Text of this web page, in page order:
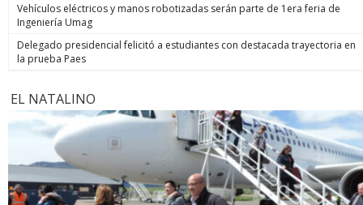
Vehículos eléctricos y manos robotizadas serán parte de 1era feria de
Ingeniería Umag
Delegado presidencial felicitó a estudiantes con destacada trayectoria en
la prueba Paes
EL NATALINO